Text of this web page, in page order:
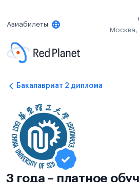
Авиабилеты
Москва,
Бакалавриат 2 диплома
3 года – платное